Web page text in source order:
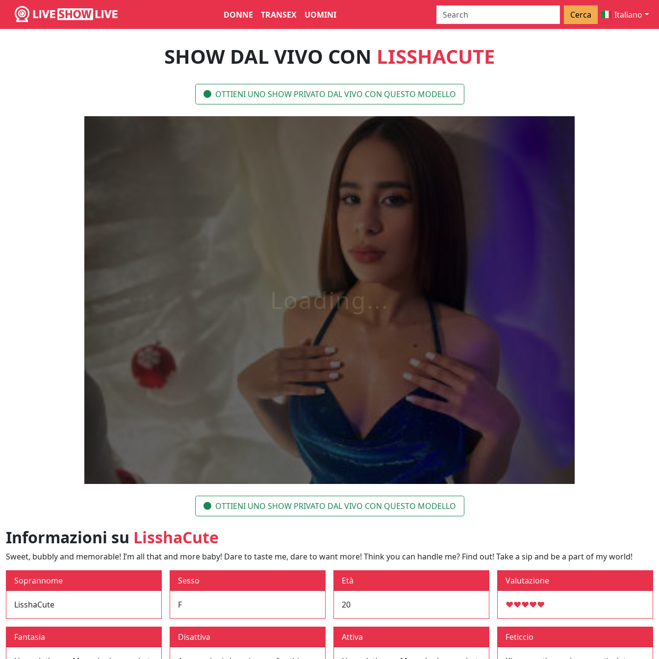
DONNE TRANSEX UOMINI Cerca Italiano
SHOW DAL VIVO CON LISSHACUTE
OTTIENI UNO SHOW PRIVATO DAL VIVO CON QUESTO MODELLO
OTTIENI UNO SHOW PRIVATO DAL VIVO CON QUESTO MODELLO
Informazioni su LisshaCute
Sweet, bubbly and memorable! I’m all that and more baby! Dare to taste me, dare to want more! Think you can handle me? Find out! Take a sip and be a part of my world!
Soprannome
LisshaCute
Sesso
F
Età
20
Valutazione
♥♥♥♥♥
Fantasia Disattiva Attiva Feticcio